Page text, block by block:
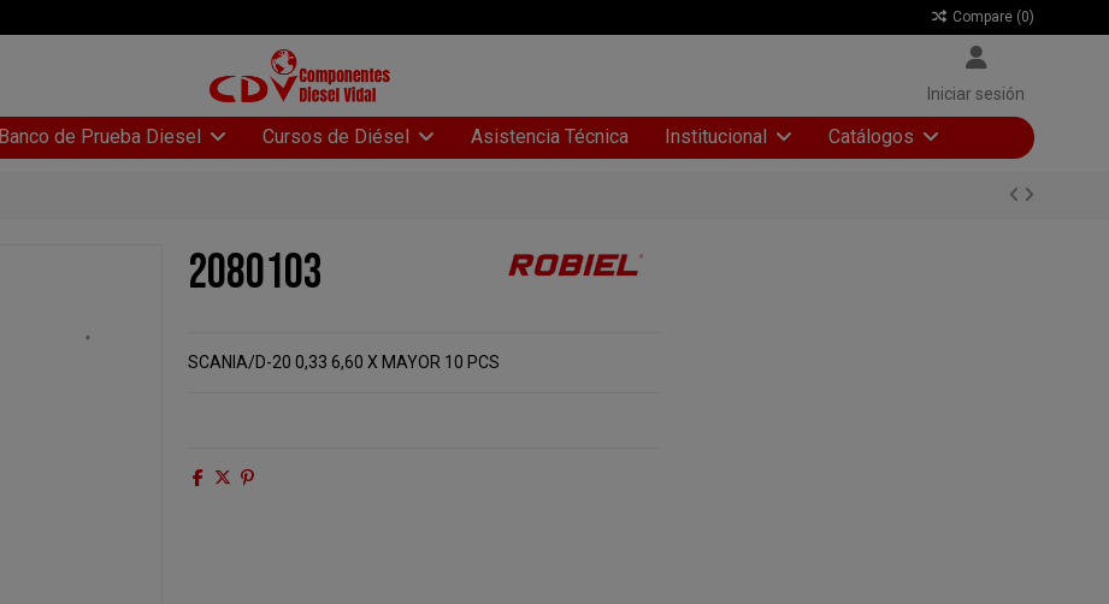
Compare (0)
Iniciar sesión
Banco de Prueba Diesel Cursos de Diésel Asistencia Técnica Institucional Catálogos
2080103
SCANIA/D-20 0,33 6,60 X MAYOR 10 PCS